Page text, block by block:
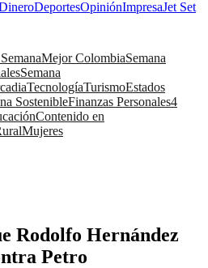
DeportesOpiniónImpresaJet Set
Mejor ColombiaSemana
Semana
TecnologíaTurismoEstados
SostenibleFinanzas Personales4
Contenido en
Mujeres
Rodolfo Hernández
Petro